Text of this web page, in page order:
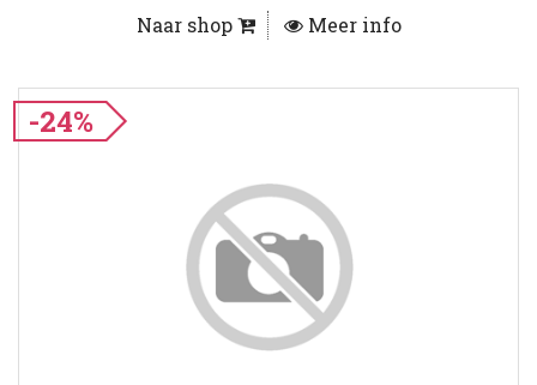
Naar shop Meer info
-24%